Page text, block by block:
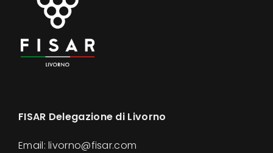
FISAR Delegazione di Livorno
Email: livorno@fisar.com